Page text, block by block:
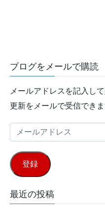
ブログをメールで購読
メールアドレスを記入して
更新をメールで受信できま
ー
ル
ア
ド
レ
登録
最近の投稿